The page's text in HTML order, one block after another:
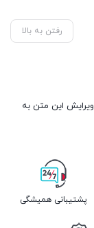
رفتن به بالا
ویرایش این متن به
پشتیبانی همیشگی